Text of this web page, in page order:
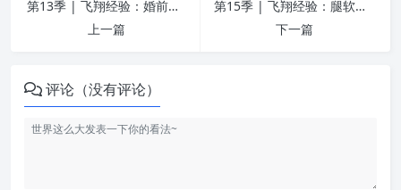
第13季 | 飞翔经验：婚前性行为对人生的危害 | 戒为良药
上一篇
第15季 | 飞翔经验：腿软问题、出油问题、紧张障碍、阴囊潮湿 | 戒为良药
下一篇
评论（没有评论）